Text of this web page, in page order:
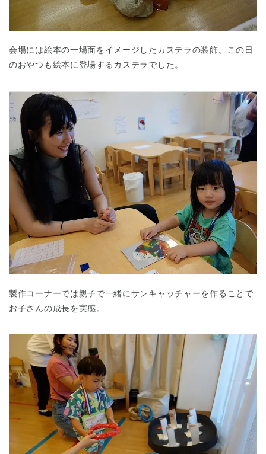
神奈川県 神奈川県 全域
千葉県 千葉県 全域
埼玉県 埼玉県 全域
兵庫県 兵庫県 全域
会場には絵本の一場面をイメージしたカステラの装飾。この日
のおやつも絵本に登場するカステラでした。
製作コーナーでは親子で一緒にサンキャッチャーを作ることで
お子さんの成長を実感。